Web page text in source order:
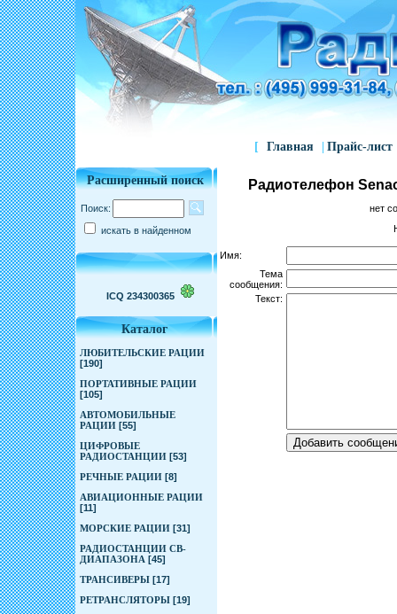
[ Главная Прайс-лист
Расширенный поиск
Поиск:
искать в найденном
ICQ 234300365
Каталог
ЛЮБИТЕЛЬСКИЕ РАЦИИ
[190]
ПОРТАТИВНЫЕ РАЦИИ
[105]
АВТОМОБИЛЬНЫЕ
РАЦИИ [55]
ЦИФРОВЫЕ
РАДИОСТАНЦИИ [53]
РЕЧНЫЕ РАЦИИ [8]
АВИАЦИОННЫЕ РАЦИИ
[11]
МОРСКИЕ РАЦИИ [31]
РАДИОСТАНЦИИ CB-
ДИАПАЗОНА [45]
ТРАНСИВЕРЫ [17]
РЕТРАНСЛЯТОРЫ [19]
Радиотелефон
нет
Имя:
Тема
сообщения:
Текст: